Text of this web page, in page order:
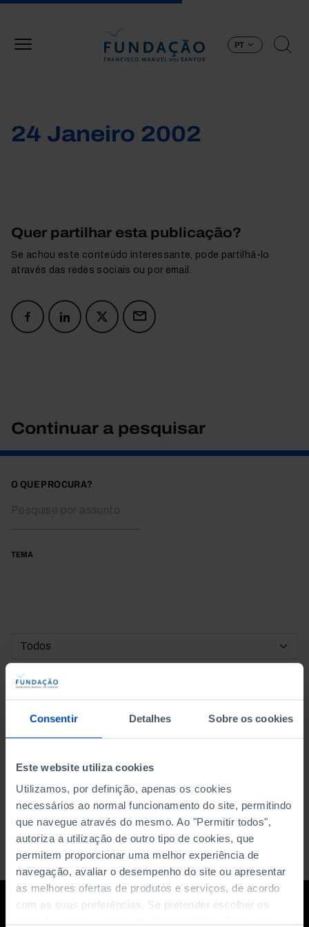
Consentir Detalhes Sobre os cookies
Este website utiliza cookies
Utilizamos, por definição, apenas os cookies
necessários ao normal funcionamento do site, permitindo
que navegue através do mesmo. Ao "Permitir todos",
autoriza a utilização de outro tipo de cookies, que
permitem proporcionar uma melhor experiência de
navegação, avaliar o desempenho do site ou apresentar
as melhores ofertas de produtos e serviços, de acordo
com as suas preferências. Se pretender escolher os
PT
24 Janeiro 2002
Quer partilhar esta publicação?
Se achou este conteúdo interessante, pode partilhá-lo
através das redes sociais ou por email.
Continuar a pesquisar
O QUE PROCURA?
TEMA
DATA DE INÍCIO
DATA DE FIM